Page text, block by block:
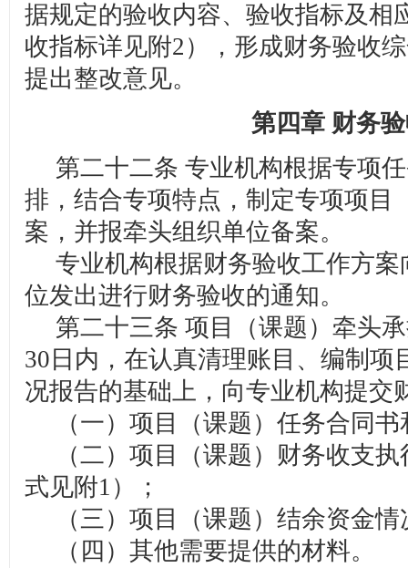
据规定的验收内容、验收指标及相
收指标详见附2），形成财务验收
提出整改意见。
第四章 财务
第二十二条 专业机构根据专项
排，结合专项特点，制定专项项目
案，并报牵头组织单位备案。
专业机构根据财务验收工作方案
位发出进行财务验收的通知。
第二十三条 项目（课题）牵头
30日内，在认真清理账目、编制项
况报告的基础上，向专业机构提交
（一）项目（课题）任务合同书
（二）项目（课题）财务收支执
式见附1）；
（三）项目（课题）结余资金情
（四）其他需要提供的材料。